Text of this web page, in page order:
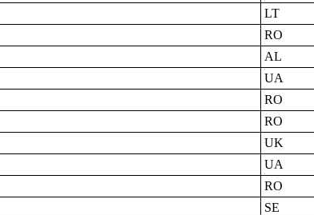
LT
RO
AL
UA
RO
RO
UK
UA
RO
SE